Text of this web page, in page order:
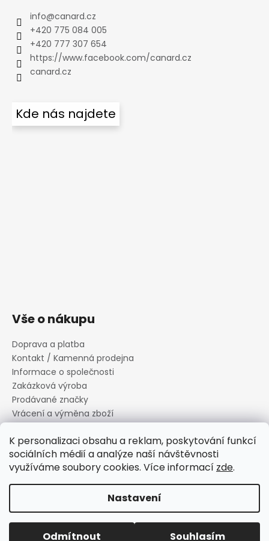
K personalizaci obsahu a reklam, poskytování funkcí
sociálních médií a analýze naší návštěvnosti
využíváme soubory cookies. Více informací zde.
Nastavení
Odmítnout Souhlasím
info@canard.cz
+420 775 084 005
+420 777 307 654
https://www.facebook.com/canard.cz
canard.cz
Kde nás najdete
Vše o nákupu
Doprava a platba
Kontakt / Kamenná prodejna
Informace o společnosti
Zakázková výroba
Prodávané značky
Vrácení a výměna zboží
Informace o souborech cookies
Reklamační řád
Obchodní podmínky
Copyright 2026Canard s.r.o.. Všechna práva vyhrazena.
Upravit nastavení cookies